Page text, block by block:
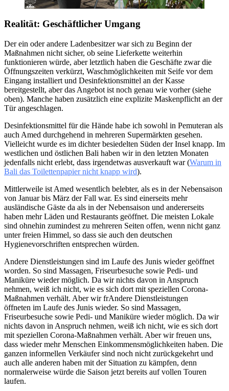
Realität: Geschäftlicher Umgang
Der ein oder andere Ladenbesitzer war sich zu Beginn der
Maßnahmen nicht sicher, ob seine Lieferkette weiterhin
funktionieren würde, aber letztlich haben die Geschäfte zwar die
Öffnungszeiten verkürzt, Waschmöglichkeiten mit Seife vor dem
Eingang installiert und Desinfektionsmittel an der Kasse
bereitgestellt, aber das Angebot ist noch genau wie vorher (siehe
oben). Manche haben zusätzlich eine explizite Maskenpflicht an der
Tür angeschlagen.
Desinfektionsmittel für die Hände habe ich sowohl in Pemuteran als
auch Amed durchgehend in mehreren Supermärkten gesehen.
Vielleicht wurde es im dichter besiedelten Süden der Insel knapp. Im
westlichen und östlichen Bali haben wir in den letzten Monaten
jedenfalls nicht erlebt, dass irgendetwas ausverkauft war (Warum in
Bali das Toilettenpapier nicht knapp wird).
Mittlerweile ist Amed wesentlich belebter, als es in der Nebensaison
von Januar bis März der Fall war. Es sind einerseits mehr
ausländische Gäste da als in der Nebensaison und andererseits
haben mehr Läden und Restaurants geöffnet. Die meisten Lokale
sind ohnehin zumindest zu mehreren Seiten offen, wenn nicht ganz
unter freien Himmel, so dass sie auch den deutschen
Hygienevorschriften entsprechen würden.
Andere Dienstleistungen sind im Laufe des Junis wieder geöffnet
worden. So sind Massagen, Friseurbesuche sowie Pedi- und
Maniküre wieder möglich. Da wir nichts davon in Anspruch
nehmen, weiß ich nicht, wie es sich dort mit speziellen Corona-
Maßnahmen verhält. Aber wir frAndere Dienstleistungen
öffneten im Laufe des Junis wieder. So sind Massagen,
Friseurbesuche sowie Pedi- und Maniküre wieder möglich. Da wir
nichts davon in Anspruch nehmen, weiß ich nicht, wie es sich dort
mit speziellen Corona-Maßnahmen verhält. Aber wir freuen uns,
dass wieder mehr Menschen Einkommensmöglichkeiten haben. Die
ganzen informellen Verkäufer sind noch nicht zurückgekehrt und
auch alle anderen haben mit der Situation zu kämpfen, denn
normalerweise würde die Saison jetzt bereits auf vollen Touren
laufen.